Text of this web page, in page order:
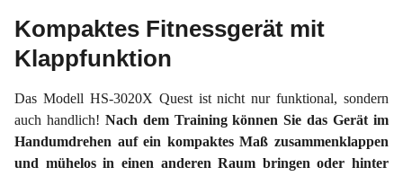
Kompaktes Fitnessgerät mit
Klappfunktion
Das Modell HS-3020X Quest ist nicht nur funktional, sondern
auch handlich! Nach dem Training können Sie das Gerät im
Handumdrehen auf ein kompaktes Maß zusammenklappen
und mühelos in einen anderen Raum bringen oder hinter